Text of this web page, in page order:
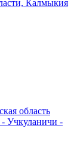
Калмыкия
область
Учкуланичи -